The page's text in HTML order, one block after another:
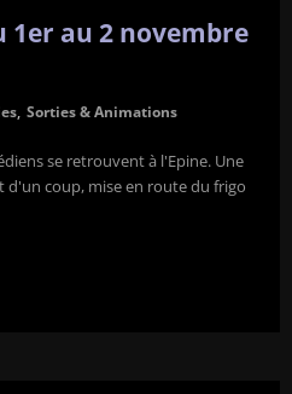
1er au 2 novembre
, Sorties & Animations
se retrouvent à l'Epine. Une
d'un coup, mise en route du frigo